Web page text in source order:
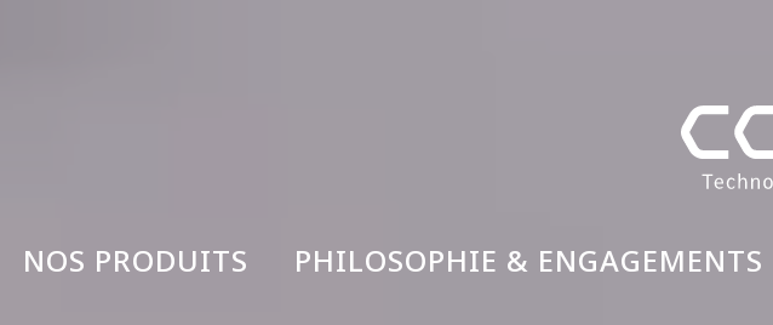
NOS PRODUITS PHILOSOPHIE & ENGAGEMENTS